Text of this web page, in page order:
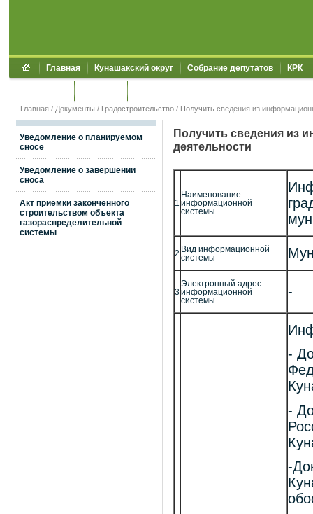
Главная Кунашакский округ Собрание депутатов КРК
Главная / Документы / Градостроительство / Получить сведения из
Уведомление о планируемом
сносе
Уведомление о завершении
сноса
Акт приемки законченного
строительством объекта
газораспределительной
системы
Получить сведения из
деятельности
1
Наименование
информационной
системы
2 Вид информационной
системы
3
Электронный адрес
информационной
системы
-
-
-
-